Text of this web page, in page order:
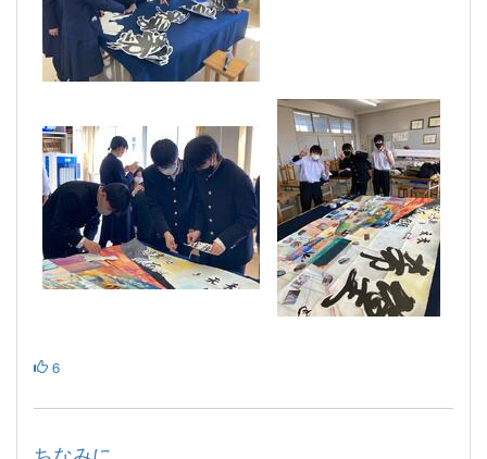
6
ちなみに…